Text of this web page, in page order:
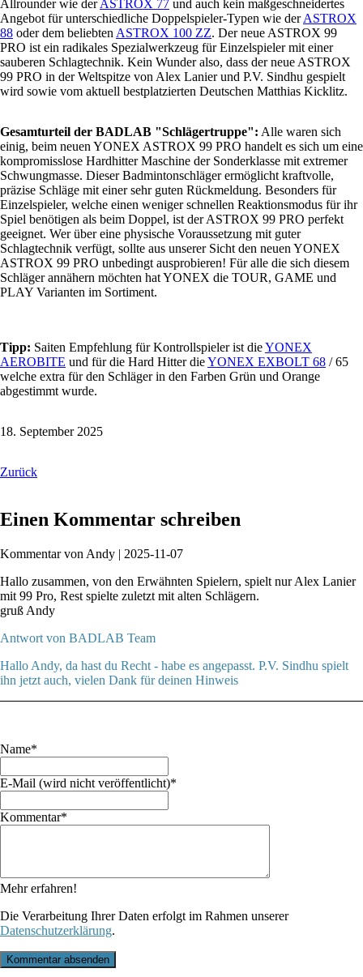
Allrounder wie derASTROX 77 und auch kein maßgeschneidertes
Angebot für unterschiedliche Doppelspieler-Typen wie derASTROX
88 oder dem beliebten ASTROX 100 ZZ. Der neue ASTROX 99
PRO ist ein radikales Spezialwerkzeug für Einzelspieler mit einer
sauberen Schlagtechnik. Kein Wunder also, dass der neue ASTROX
99 PRO in der Weltspitze von Alex Lanier und P.V. Sindhu gespielt
wird sowie vom aktuell bestplatzierten Deutschen Matthias Kicklitz.
Gesamturteil der BADLAB "Schlägertruppe": Alle waren sich
einig, beim neuen YONEX ASTROX 99 PRO handelt es sich um eine
kompromisslose Hardhitter Maschine der Sonderklasse mit extremer
Schwungmasse. Dieser Badmintonschläger ermöglicht kraftvolle,
präzise Schläge mit einer sehr guten Rückmeldung. Besonders für
Einzelspieler, welche einen weniger schnellen Reaktionsmodus für ihr
Spiel benötigen als beim Doppel, ist der ASTROX 99 PRO perfekt
geeignet. Wer über eine physische Voraussetzung mit guter
Schlagtechnik verfügt, sollte aus unserer Sicht den neuen YONEX
ASTROX 99 PRO unbedingt ausprobieren! Für alle die sich diesem
Schläger annähern möchten hat YONEX die TOUR, GAME und
PLAY Varianten im Sortiment.
Tipp: Saiten Empfehlung für Kontrollspieler ist dieYONEX
AEROBITE und für die Hard Hitter dieYONEX EXBOLT 68 / 65
welche extra für den Schläger in den Farben Grün und Orange
abgestimmt wurde.
18. September 2025
Zurück
Einen Kommentar schreiben
Kommentar von Andy | 2025-11-07
Hallo zusammen, von den Erwähnten Spielern, spielt nur Alex Lanier
mit 99 Pro, Rest spielte zuletzt mit alten Schlägern.
gruß Andy
Antwort von BADLAB Team
Hallo Andy, da hast du Recht - habe es angepasst. P.V. Sindhu spielt
ihn jetzt auch, vielen Dank für deinen Hinweis
Pflichtfeld
Name*
Pflichtfeld
E-Mail (wird nicht veröffentlicht)*
Pflichtfeld
Kommentar*
Mehr erfahren!
Die Verarbeitung Ihrer Daten erfolgt im Rahmen unserer
Datenschutzerklärung.
Kommentar absenden